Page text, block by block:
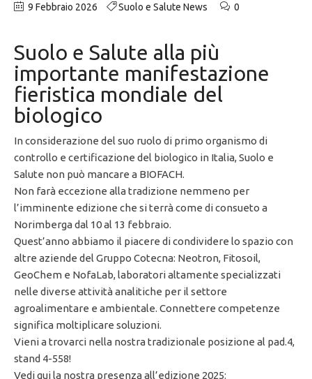
9 Febbraio 2026 Suolo e Salute News 0
Suolo e Salute alla più
importante manifestazione
fieristica mondiale del
biologico
In considerazione del suo ruolo di primo organismo di
controllo e certificazione del biologico in Italia, Suolo e
Salute non può mancare a BIOFACH.
Non farà eccezione alla tradizione nemmeno per
l’imminente edizione che si terrà come di consueto a
Norimberga dal 10 al 13 febbraio.
Quest’anno abbiamo il piacere di condividere lo spazio con
altre aziende del Gruppo Cotecna: Neotron, Fitosoil,
GeoChem e NofaLab, laboratori altamente specializzati
nelle diverse attività analitiche per il settore
agroalimentare e ambientale. Connettere competenze
significa moltiplicare soluzioni.
Vieni a trovarci nella nostra tradizionale posizione al pad.4,
stand 4-558!
Vedi qui la nostra presenza all’edizione 2025: